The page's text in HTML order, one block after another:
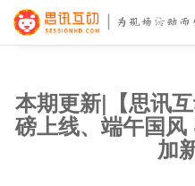
本期更新|【思讯
磅上线、端午国
加